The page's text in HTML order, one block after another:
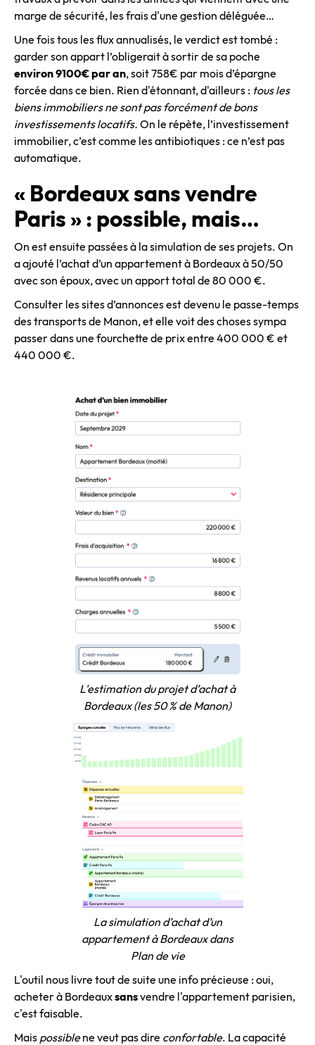
marge de sécurité, les frais d'une gestion déléguée…
Une fois tous les flux annualisés, le verdict est tombé :
garder son appart l’obligerait à sortir de sa poche
environ9100€ par an, soit 758€ par mois d’épargne
forcée dans ce bien. Rien d'étonnant, d'ailleurs : tous les
biens immobiliers ne sont pas forcément de bons
investissements locatifs. On le répète, l’investissement
immobilier, c’est comme les antibiotiques : ce n’est pas
automatique.
« Bordeaux sans vendre
Paris » : possible, mais…
On est ensuite passées à la simulation de ses projets. On
a ajouté l’achat d’un appartement à Bordeaux à 50/50
avec son époux, avec un apport total de 80 000 €.
Consulter les sites d’annonces est devenu le passe-temps
des transports de Manon, et elle voit des choses sympa
passer dans une fourchette de prix entre 400 000 € et
440 000 €.
L'estimation du projet d’achat à
Bordeaux (les 50 % de Manon)
La simulation d’achat d’un
appartement à Bordeaux dans
Plan de vie
L'outil nous livre tout de suite une info précieuse : oui,
acheter à Bordeauxsansvendre l'appartement parisien,
c'est faisable.
Mais possiblene veut pas dire confortable. La capacité